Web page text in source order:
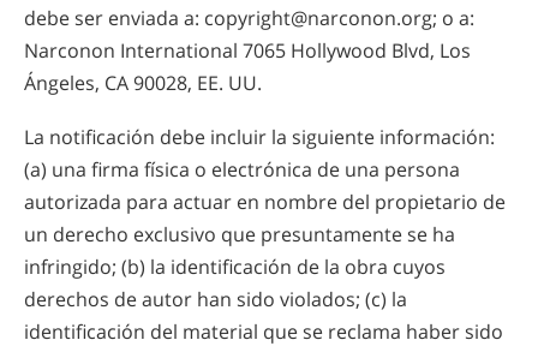
debe ser enviada a: copyright@narconon.org; o a:
Narconon International 7065 Hollywood Blvd, Los
Ángeles, CA 90028, EE. UU.
La notificación debe incluir la siguiente información:
(a) una firma física o electrónica de una persona
autorizada para actuar en nombre del propietario de
un derecho exclusivo que presuntamente se ha
infringido; (b) la identificación de la obra cuyos
derechos de autor han sido violados; (c) la
identificación del material que se reclama haber sido